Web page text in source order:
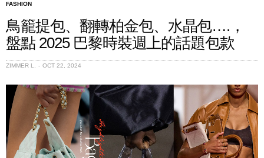
FASHION
鳥籠提包、翻轉柏金包、水晶包….，
盤點 2025 巴黎時裝週上的話題包款
ZIMMER L. OCT 22, 2024